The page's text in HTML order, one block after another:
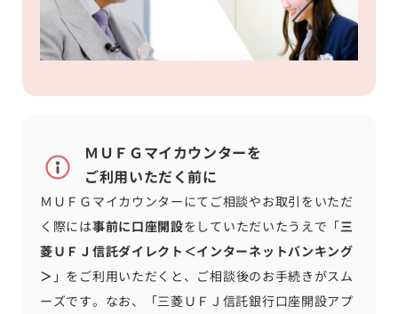
ＭＵＦＧマイカウンターを
ご利用いただく前に
ＭＵＦＧマイカウンターにてご相談やお取引をいただ
く際には事前に口座開設をしていただいたうえで「三
菱ＵＦＪ信託ダイレクト＜インターネットバンキング
＞ 」をご利用いただくと、ご相談後のお手続きがスム
ーズです。なお、「三菱ＵＦＪ信託銀行口座開設アプ